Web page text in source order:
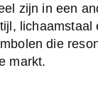
zijn in een
lichaamstaal
die
markt.